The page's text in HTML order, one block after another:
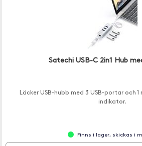
Satechi USB-C 2in1 Hub
Läcker USB-hubb med 3 USB-portar och
indikator.
Finns i lager, skickas i